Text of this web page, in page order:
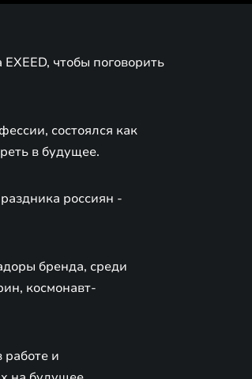
чтобы поговорить
состоялся как
в будущее.
россиян -
бренда, среди
космонавт-
работе и